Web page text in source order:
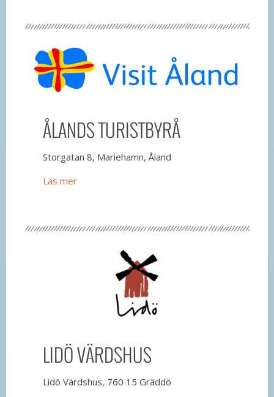
ÅLANDS TURISTBYRÅ
Storgatan 8, Mariehamn, Åland
Läs mer
LIDÖ VÄRDSHUS
Lidö Värdshus, 760 15 Gräddö